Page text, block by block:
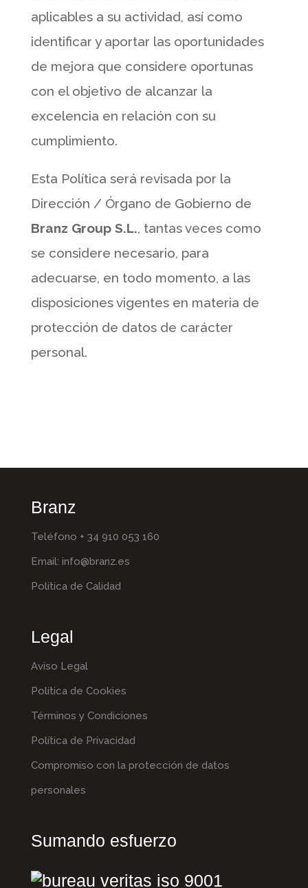
aplicables a su actividad, así como
identificar y aportar las oportunidades
de mejora que considere oportunas
con el objetivo de alcanzar la
excelencia en relación con su
cumplimiento.
Esta Política será revisada por la
Dirección / Órgano de Gobierno de
Branz Group S.L., tantas veces como
se considere necesario, para
adecuarse, en todo momento, a las
disposiciones vigentes en materia de
protección de datos de carácter
personal.
Branz
Teléfono + 34 910 053 160
Email: info@branz.es
Política de Calidad
Legal
Aviso Legal
Política de Cookies
Términos y Condiciones
Política de Privacidad
Compromiso con la protección de datos
personales
Sumando esfuerzo